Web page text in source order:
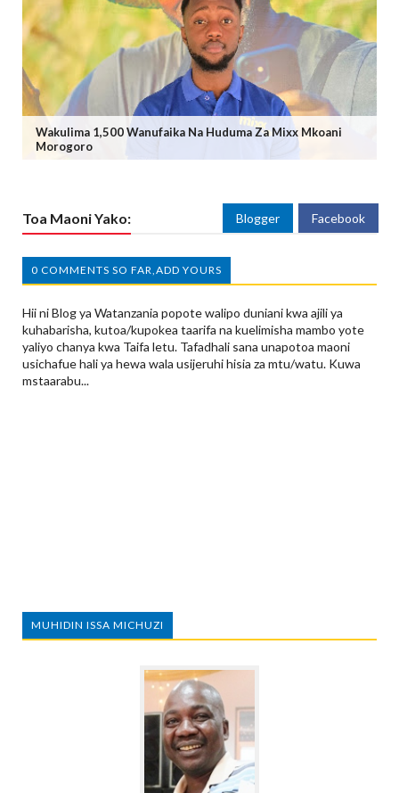
Wakulima 1,500 Wanufaika Na Huduma Za Mixx Mkoani
Morogoro
Toa Maoni Yako: Blogger Facebook
0 COMMENTS SO FAR,ADD YOURS
Hii ni Blog ya Watanzania popote walipo duniani kwa ajili ya
kuhabarisha, kutoa/kupokea taarifa na kuelimisha mambo yote
yaliyo chanya kwa Taifa letu. Tafadhali sana unapotoa maoni
usichafue hali ya hewa wala usijeruhi hisia za mtu/watu. Kuwa
mstaarabu...
MUHIDIN ISSA MICHUZI